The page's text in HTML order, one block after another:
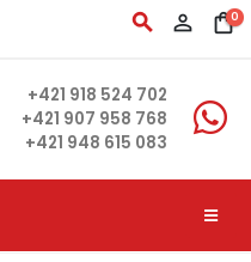
search person_outline shopping_bag0
+421 918 524 702
+421 907 958 768
+421 948 615 083